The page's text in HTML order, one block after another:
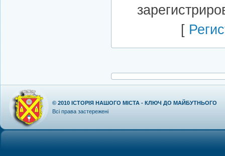
[
© 2010 ІСТОРІЯ НАШОГО МІСТА - КЛЮЧ ДО МАЙБУТНЬОГО
Всі права застережені